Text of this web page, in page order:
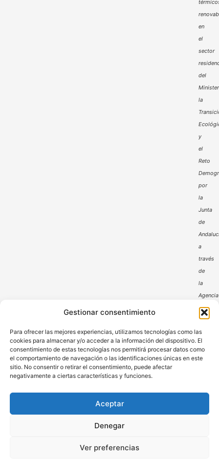
Gestionar consentimiento
Para ofrecer las mejores experiencias, utilizamos tecnologías como las
cookies para almacenar y/o acceder a la información del dispositivo. El
consentimiento de estas tecnologías nos permitirá procesar datos como
el comportamiento de navegación o las identificaciones únicas en este
sitio. No consentir o retirar el consentimiento, puede afectar
negativamente a ciertas características y funciones.
Aceptar
Denegar
Ver preferencias
en
el
sector
del
la
y
el
Reto
por
la
Junta
de
a
través
de
la
Agencia
de
la
Energía.
Política de Cookies